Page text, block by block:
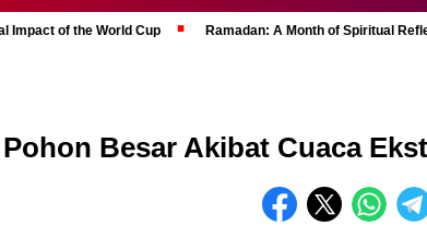
Impact of the World Cup Ramadan: A Month of Spiritual
Besar Akibat Cuaca